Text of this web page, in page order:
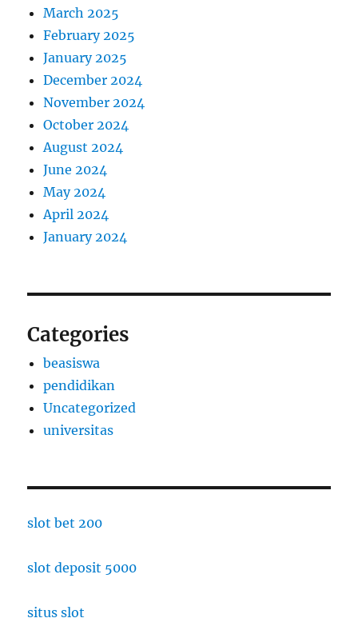
March 2025
February 2025
January 2025
December 2024
November 2024
October 2024
August 2024
June 2024
May 2024
April 2024
January 2024
Categories
beasiswa
pendidikan
Uncategorized
universitas
slot bet 200
slot deposit 5000
situs slot